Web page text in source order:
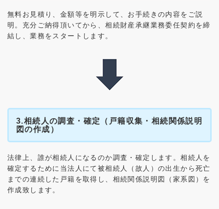
無料お見積り、金額等を明示して、お手続きの内容をご説
明。充分ご納得頂いてから、相続財産承継業務委任契約を締
結し、業務をスタートします。
3.相続人の調査・確定（戸籍収集・相続関係説明
図の作成）
法律上、誰が相続人になるのか調査・確定します。相続人を
確定するために当法人にて被相続人（故人）の出生から死亡
までの連続した戸籍を取得し、相続関係説明図（家系図）を
作成致します。